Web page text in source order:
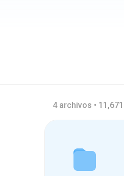
4 archivos •